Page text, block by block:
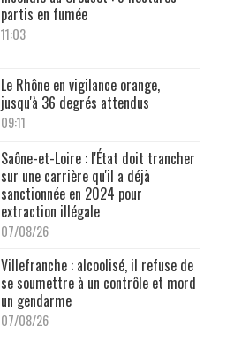
partis en fumée
11:03
Le Rhône en vigilance orange,
jusqu'à 36 degrés attendus
09:11
Saône-et-Loire : l'État doit trancher
sur une carrière qu'il a déjà
sanctionnée en 2024 pour
extraction illégale
07/08/26
Villefranche : alcoolisé, il refuse de
se soumettre à un contrôle et mord
un gendarme
07/08/26